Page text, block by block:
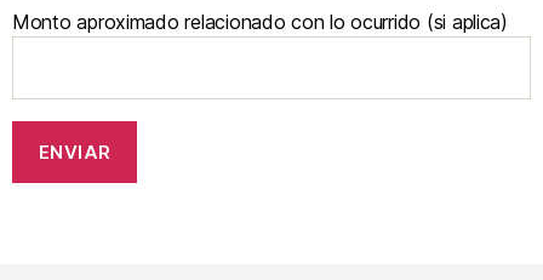
Monto aproximado relacionado con lo ocurrido (si aplica)